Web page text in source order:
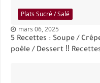
Plats Sucré / Salé
mars 06, 2025
5 Recettes : Soupe /
poêle / Dessert ‼️